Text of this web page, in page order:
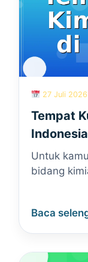
27 Juli 2026
Tempat
Indonesia
Untuk
bidang
Baca